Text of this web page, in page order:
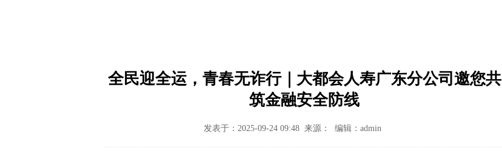
全民迎全运，青春无诈行｜大都会人寿广东分公司邀您共
筑金融安全防线
发表于：2025-09-24 09:48 来源： 编辑：admin